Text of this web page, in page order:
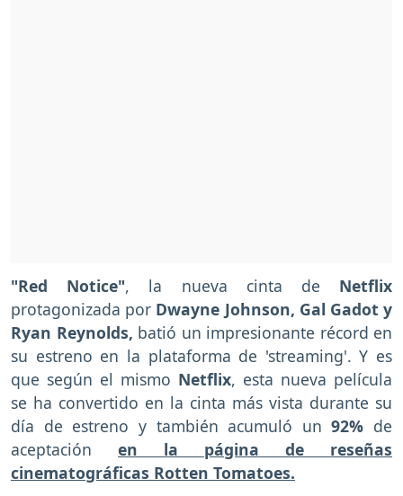
"Red Notice", la nueva cinta de Netflix
protagonizada por Dwayne Johnson, Gal Gadot y
Ryan Reynolds, batió un impresionante récord en
su estreno en la plataforma de 'streaming'. Y es
que según el mismo Netflix, esta nueva película
se ha convertido en la cinta más vista durante su
día de estreno y también acumuló un92% de
aceptación en la página de reseñas
cinematográficas Rotten Tomatoes.